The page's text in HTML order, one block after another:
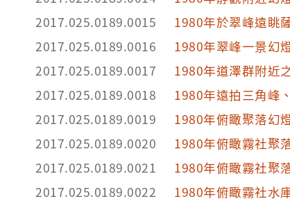
2017.025.0189.0015
1980年於翠峰遠眺
2017.025.0189.0016
1980年翠峰一景幻
2017.025.0189.0017
1980年道澤群附近
2017.025.0189.0018
1980年遠拍三角峰
2017.025.0189.0019
1980年俯瞰聚落幻
2017.025.0189.0020
1980年俯瞰霧社聚
2017.025.0189.0021
1980年俯瞰霧社聚
2017.025.0189.0022
1980年俯瞰霧社水